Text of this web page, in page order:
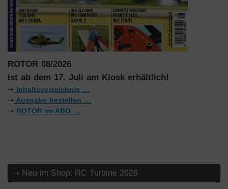
ROTOR 08/2026
ist ab dem 17. Juli am Kiosk erhältlich!
⇢ Inhaltsverzeichnis …
⇢ Ausgabe bestellen …
⇢ ROTOR im ABO …
⇢ Neu im Shop: RC Turbine 2026